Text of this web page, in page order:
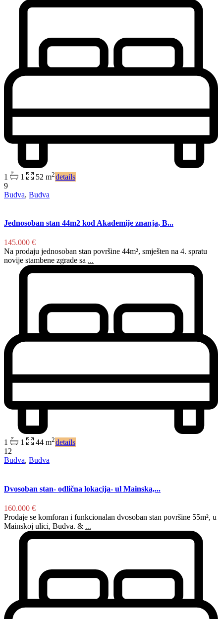
1 1 52 m2details
9
Budva, Budva
Jednosoban stan 44m2 kod Akademije znanja, B...
145.000 €
Na prodaju jednosoban stan površine 44m², smješten na 4. spratu
novije stambene zgrade sa ...
1 1 44 m2details
12
Budva, Budva
Dvosoban stan- odlična lokacija- ul Mainska,...
160.000 €
Prodaje se komforan i funkcionalan dvosoban stan površine 55m², u
Mainskoj ulici, Budva. & ...